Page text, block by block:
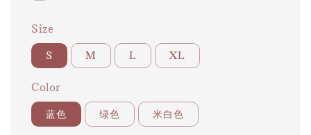
Size
S M L XL
Color
蓝色 绿色 米白色